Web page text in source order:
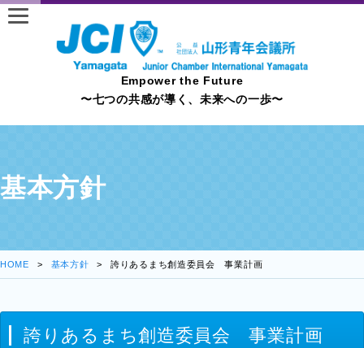
Empower the Future
〜七つの共感が導く、未来への一歩〜
基本方針
HOME 基本方針 誇りあるまち創造委員会 事業計画
誇りあるまち創造委員会 事業計画